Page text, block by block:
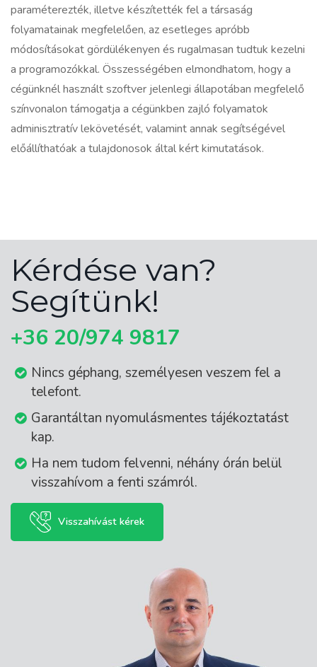
paraméterezték, illetve készítették fel a társaság
folyamatainak megfelelően, az esetleges apróbb
módosításokat gördülékenyen és rugalmasan tudtuk kezelni
a programozókkal. Összességében elmondhatom, hogy a
cégünknél használt szoftver jelenlegi állapotában megfelelő
színvonalon támogatja a cégünkben zajló folyamatok
adminisztratív lekövetését, valamint annak segítségével
előállíthatóak a tulajdonosok által kért kimutatások.
Kérdése van?
Segítünk!
+36 20/974 9817
Nincs géphang, személyesen veszem fel a
telefont.
Garantáltan nyomulásmentes tájékoztatást
kap.
Ha nem tudom felvenni, néhány órán belül
visszahívom a fenti számról.
Visszahívást kérek